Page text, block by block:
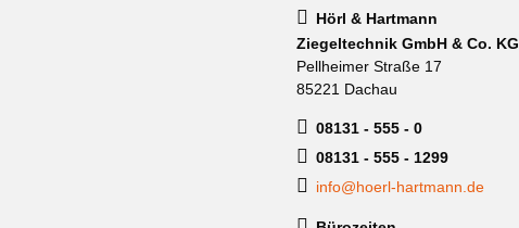
Hörl & Hartmann
Ziegeltechnik GmbH & Co. KG
Pellheimer Straße 17
85221 Dachau
08131 - 555 - 0
08131 - 555 - 1299
info@hoerl-hartmann.de